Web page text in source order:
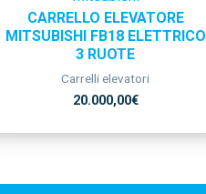
CARRELLO ELEVATORE
MITSUBISHI FB18 ELETTRICO
3 RUOTE
Carrelli elevatori
20.000,00€